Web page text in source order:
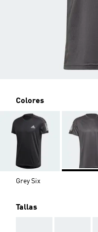
Colores
Grey Six
Tallas